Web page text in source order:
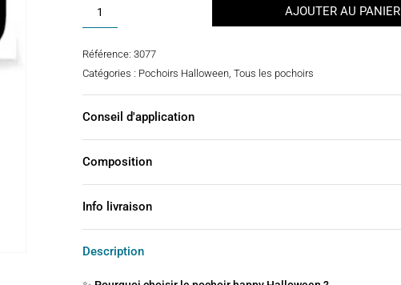
s client
Halloween
AJOUTER AU PANIER
Référence: 3077
Catégories : Pochoirs Halloween, Tous les pochoirs
Conseil d'application
Composition
Info livraison
Description